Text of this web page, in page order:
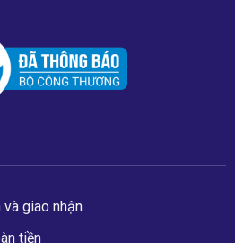
và giao nhận
tiền